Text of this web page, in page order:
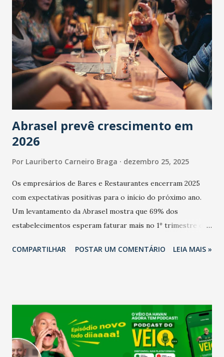
Abrasel prevê crescimento em
2026
Por Lauriberto Carneiro Braga dezembro 25, 2025
Os empresários de Bares e Restaurantes encerram 2025
com expectativas positivas para o início do próximo ano.
Um levantamento da Abrasel mostra que 69% dos
estabelecimentos esperam faturar mais no 1º trimestre de
relação ao último trimestre deste ano, 56% também
confraternizações de fim de ano e pelo pagamento do 13º
Salário para um número maior de trabalhadores, já que o
país tem a menor taxa de desemprego dos anos recentes.
Ainda segundo a Pesquisa, em novembro de 2025, 40% dos
COMPARTILHAR POSTAR UM COMENTÁRIO LEIA MAIS »